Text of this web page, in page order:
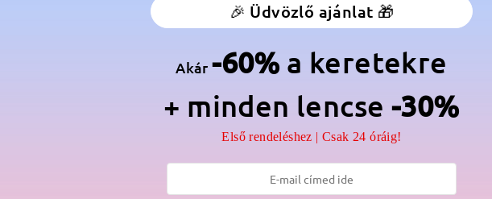
🎉 Üdvözlő ajánlat 🎁
Akár-60% a keretekre
+ minden lencse -30%
Első rendeléshez | Csak 24 óráig!